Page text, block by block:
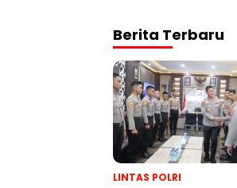
Berita Terbaru
LINTAS POLRI